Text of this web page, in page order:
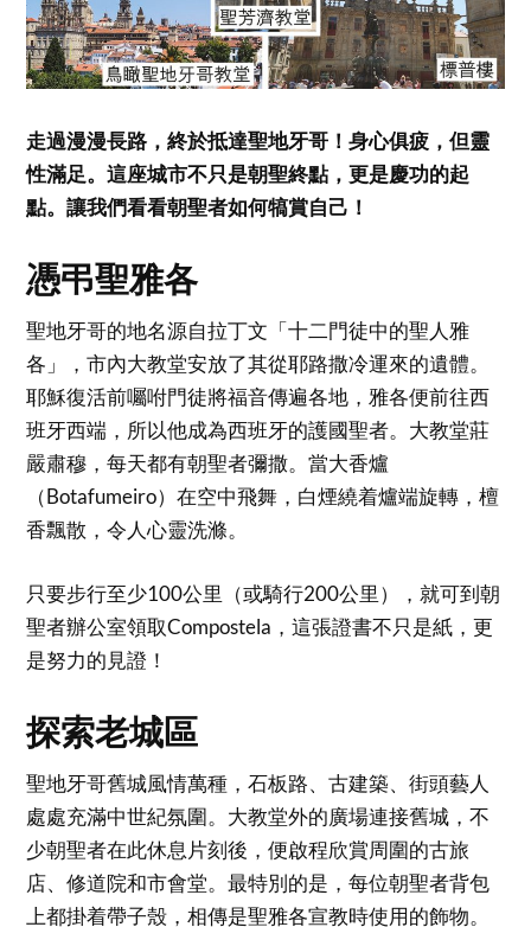
走過漫漫長路，終於抵達聖地牙哥！身心俱疲，但靈
性滿足。這座城市不只是朝聖終點，更是慶功的起
點。讓我們看看朝聖者如何犒賞自己！
憑弔聖雅各
聖地牙哥的地名源自拉丁文「十二門徒中的聖人雅
各」，市內大教堂安放了其從耶路撒冷運來的遺體。
耶穌復活前囑咐門徒將福音傳遍各地，雅各便前往西
班牙西端，所以他成為西班牙的護國聖者。大教堂莊
嚴肅穆，每天都有朝聖者彌撒。當大香爐
（Botafumeiro）在空中飛舞，白煙繞着爐端旋轉，檀
香飄散，令人心靈洗滌。
只要步行至少100公里（或騎行200公里），就可到朝
聖者辦公室領取Compostela，這張證書不只是紙，更
是努力的見證！
探索老城區
聖地牙哥舊城風情萬種，石板路、古建築、街頭藝人
處處充滿中世紀氛圍。大教堂外的廣場連接舊城，不
少朝聖者在此休息片刻後，便啟程欣賞周圍的古旅
店、修道院和市會堂。最特別的是，每位朝聖者背包
上都掛着帶子殼，相傳是聖雅各宣教時使用的飾物。